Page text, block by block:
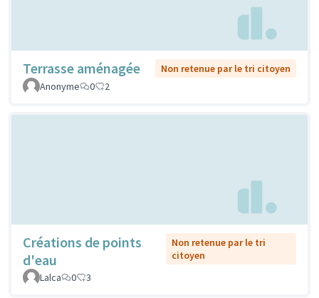
Terrasse aménagée
Non retenue par le tri citoyen
Anonyme
0 2
Créations de points
d'eau
Non retenue par le tri
citoyen
Lalca
0 3